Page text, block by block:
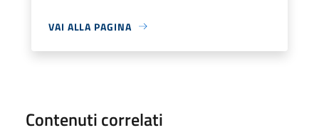
VAI ALLA PAGINA
Contenuti correlati